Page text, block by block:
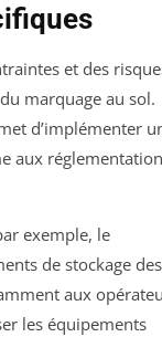
et des
marquage au sol.
d’implémenter
aux
exemple, le
de stockage des
aux
les équipements